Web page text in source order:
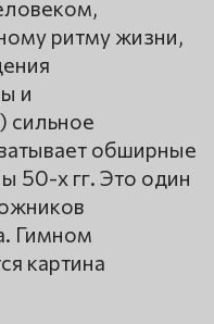
ритму жизни,
и
сильное
обширные
50-х гг. Это один
Гимном
картина